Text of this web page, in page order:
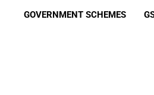
GOVERNMENT SCHEMES